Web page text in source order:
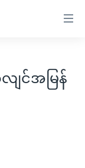
ျင်အမြန်